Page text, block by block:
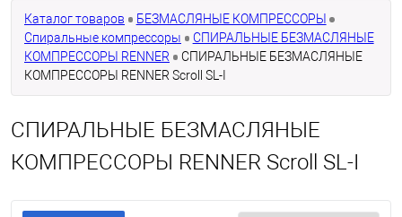
Каталог товаров
БЕЗМАСЛЯНЫЕ КОМПРЕССОРЫ
Спиральные компрессоры
СПИРАЛЬНЫЕ БЕЗМАСЛЯНЫЕ
КОМПРЕССОРЫ RENNER
СПИРАЛЬНЫЕ БЕЗМАСЛЯНЫЕ
КОМПРЕССОРЫ RENNER Scroll SL-I
СПИРАЛЬНЫЕ БЕЗМАСЛЯНЫЕ
КОМПРЕССОРЫ RENNER Scroll SL-I